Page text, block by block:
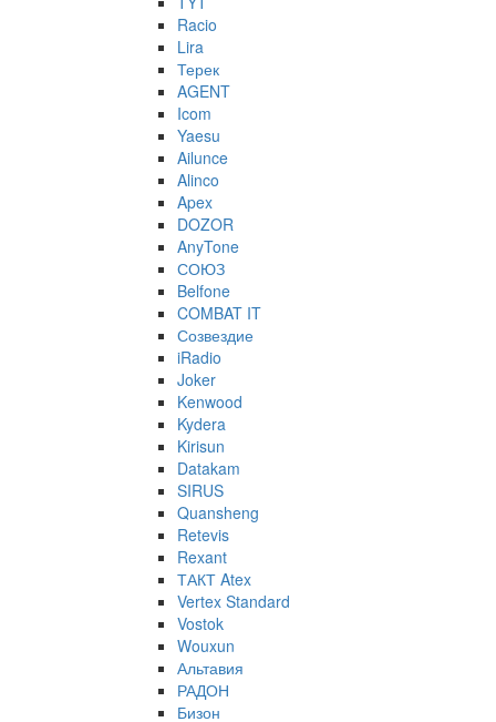
Racio
Lira
Терек
AGENT
Icom
Yaesu
Ailunce
Alinco
Apex
DOZOR
AnyTone
СОЮЗ
Belfone
COMBAT IT
Созвездие
iRadio
Joker
Kenwood
Kydera
Kirisun
Datakam
SIRUS
Quansheng
Retevis
Rexant
ТАКТ Atex
Vertex Standard
Vostok
Wouxun
Альтавия
РАДОН
Бизон